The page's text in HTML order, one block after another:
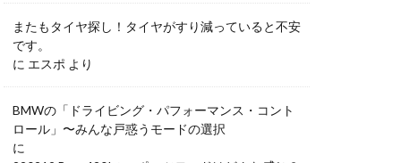
またもタイヤ探し！タイヤがすり減っていると不安
です。
に エスポ より
BMWの「ドライビング・パフォーマンス・コント
ロール」〜みんな戸惑うモードの選択
に